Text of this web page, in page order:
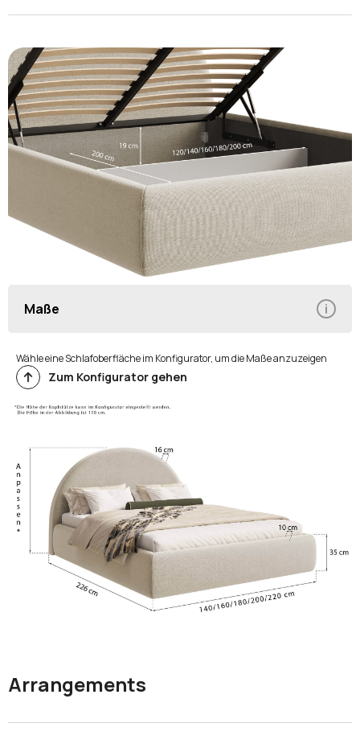
Maße
Wähle eine Schlafoberfläche im Konfigurator, um die Maße anzuzeigen
Zum Konfigurator gehen
Arrangements